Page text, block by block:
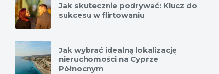
Jak skutecznie podrywać: Klucz do
sukcesu w flirtowaniu
Jak wybrać idealną lokalizację
nieruchomości na Cyprze
Północnym